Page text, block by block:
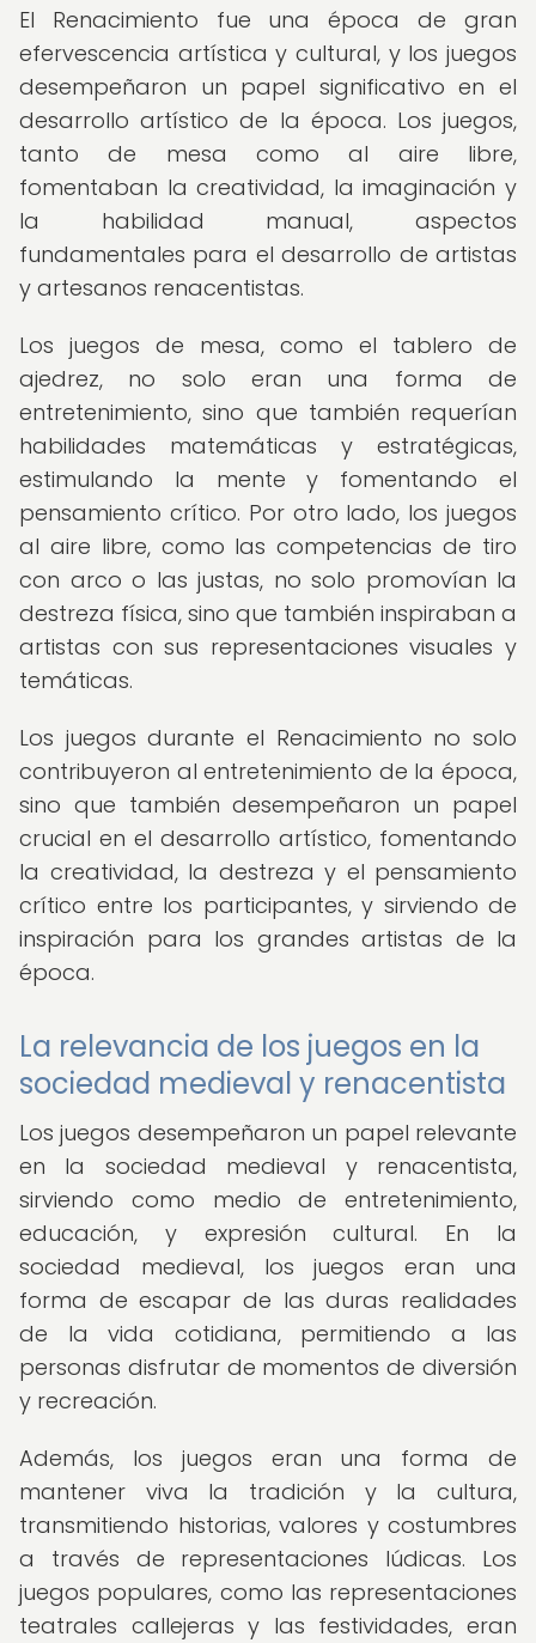
El Renacimiento fue una época de gran
efervescencia artística y cultural, y los juegos
desempeñaron un papel significativo en el
desarrollo artístico de la época. Los juegos,
tanto de mesa como al aire libre,
fomentaban la creatividad, la imaginación y
la habilidad manual, aspectos
fundamentales para el desarrollo de artistas
y artesanos renacentistas.
Los juegos de mesa, como el tablero de
ajedrez, no solo eran una forma de
entretenimiento, sino que también requerían
habilidades matemáticas y estratégicas,
estimulando la mente y fomentando el
pensamiento crítico. Por otro lado, los juegos
al aire libre, como las competencias de tiro
con arco o las justas, no solo promovían la
destreza física, sino que también inspiraban a
artistas con sus representaciones visuales y
temáticas.
Los juegos durante el Renacimiento no solo
contribuyeron al entretenimiento de la época,
sino que también desempeñaron un papel
crucial en el desarrollo artístico, fomentando
la creatividad, la destreza y el pensamiento
crítico entre los participantes, y sirviendo de
inspiración para los grandes artistas de la
época.
La relevancia de los juegos en la
sociedad medieval y renacentista
Los juegos desempeñaron un papel relevante
en la sociedad medieval y renacentista,
sirviendo como medio de entretenimiento,
educación, y expresión cultural. En la
sociedad medieval, los juegos eran una
forma de escapar de las duras realidades
de la vida cotidiana, permitiendo a las
personas disfrutar de momentos de diversión
y recreación.
Además, los juegos eran una forma de
mantener viva la tradición y la cultura,
transmitiendo historias, valores y costumbres
a través de representaciones lúdicas. Los
juegos populares, como las representaciones
teatrales callejeras y las festividades, eran